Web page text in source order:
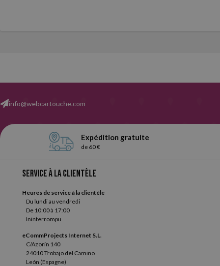
info@webcartouche.com
Expédition gratuite
de 60 €
Service à la clientèle
Heures de service à la clientèle
Du lundi au vendredi
De 10:00 à 17:00
Ininterrompu
eCommProjects Internet S.L.
C/Azorín 140
24010 Trobajo del Camino
León (Espagne)